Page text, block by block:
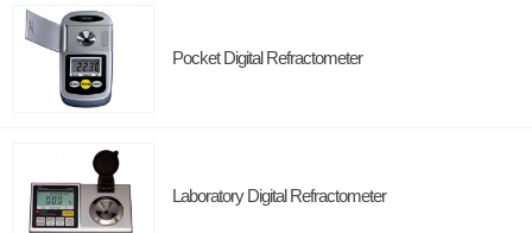
Pocket Digital Refractometer
Laboratory Digital Refractometer